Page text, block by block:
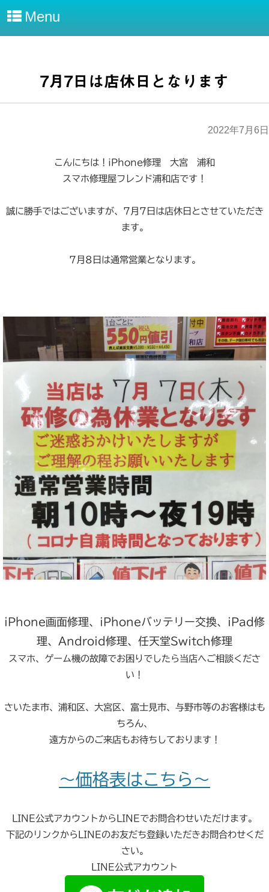
Menu
7月7日は店休日となります
2022年7月6日
こんにちは！iPhone修理 大宮 浦和
スマホ修理屋フレンド浦和店です！
誠に勝手ではございますが、7月7日は店休日とさせていただき
ます。
7月8日は通常営業となります。
iPhone画面修理、iPhoneバッテリー交換、iPad修
理、Android修理、任天堂Switch修理
スマホ、ゲーム機の故障でお困りでしたら当店へご相談くださ
い！
さいたま市、浦和区、大宮区、富士見市、与野市等のお客様はも
ちろん、
遠方からのご来店もお待ちしております！
～価格表はこちら～
LINE公式アカウントからLINEでお問合わせいただけます。
下記のリンクからLINEのお友だち登録いただきお問合わせくだ
さい。
LINE公式アカウント